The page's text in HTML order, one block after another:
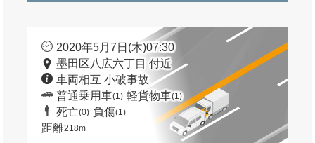
2020年5月7日(木)07:30
墨田区八広六丁目 付近
車両相互 小破事故
普通乗用車(1) 軽貨物車(1)
死亡(0) 負傷(1)
距離218m